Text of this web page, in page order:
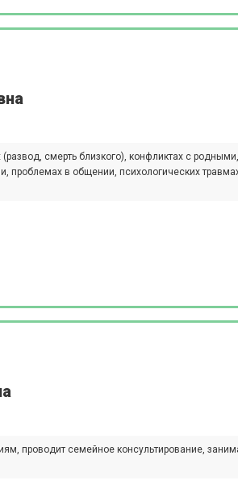
смерть близкого), конфликтах с родными,
проблемах в общении, психологических
проводит семейное консультирование,